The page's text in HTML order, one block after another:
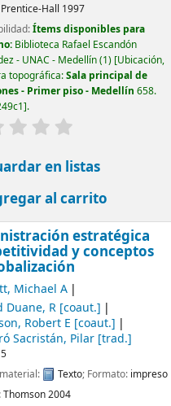
Prentice-Hall 1997
Ítems disponibles para
Biblioteca Rafael Escandón
- UNAC - Medellín(1) Ubicación,
topográfica:Sala principal de
- Primer piso - Medellín 658.
.
en listas
al carrito
estratégica
y conceptos
Michael A
Duane, R[coaut.]
Robert E [coaut.]
Sacristán, Pilar[trad.]
5
Texto; Formato: impreso
Thomson2004